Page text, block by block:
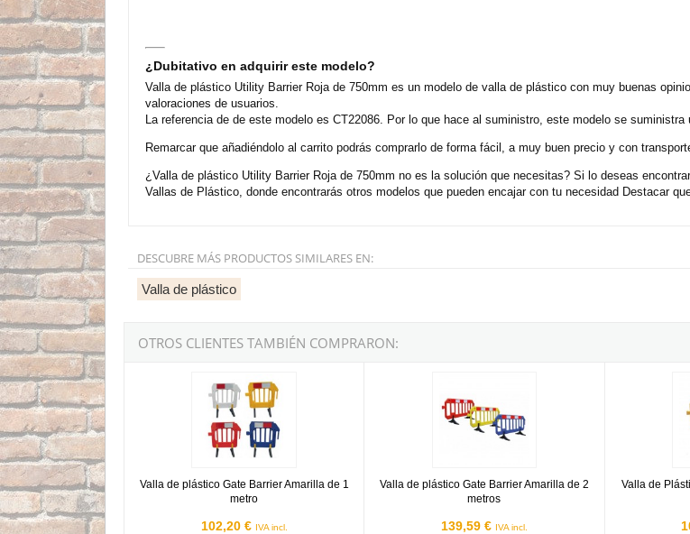
¿Dubitativo en adquirir este modelo?
Valla de plástico Utility Barrier Roja de 750mm es un modelo de valla de plástico con muy buenas
valoraciones de usuarios.
La referencia de de este modelo es CT22086. Por lo que hace al suministro, este modelo se
Remarcar que añadiéndolo al carrito podrás comprarlo de forma fácil, a muy buen precio y con
¿Valla de plástico Utility Barrier Roja de 750mm no es la solución que necesitas? Si lo deseas
Vallas de Plástico, donde encontrarás otros modelos que pueden encajar con tu necesidad Destacar
DESCUBRE MÁS PRODUCTOS SIMILARES EN:
Valla de plástico
OTROS CLIENTES TAMBIÉN COMPRARON:
Valla de plástico Gate Barrier Amarilla de 1
metro
102,20 € IVA incl.
Valla de plástico Gate Barrier Amarilla de 2
metros
139,59 € IVA incl.
Valla de
Valla de